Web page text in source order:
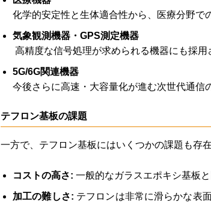
化学的安定性と生体適合性から、医療分野で
気象観測機器・GPS測定機器
高精度な信号処理が求められる機器にも採用
5G/6G関連機器
今後さらに高速・大容量化が進む次世代通信
テフロン基板の課題
一方で、テフロン基板にはいくつかの課題も存在
コストの高さ: 一般的なガラスエポキシ基板
加工の難しさ: テフロンは非常に滑らかな表